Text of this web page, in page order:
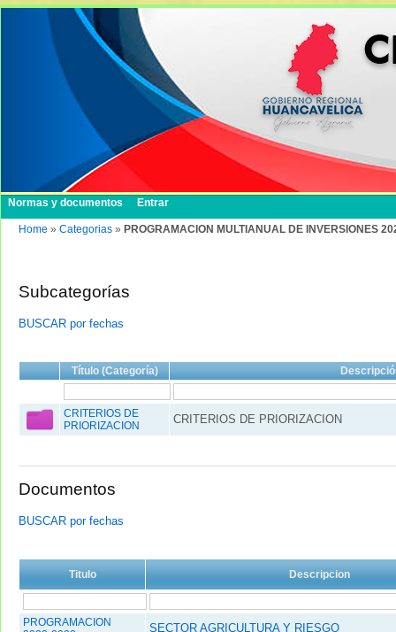
Normas y documentos Entrar
Home » Categorias » PROGRAMACION MULTIANUAL DE INVERSIONES
Subcategorías
BUSCAR por fechas
Título (Categoría)
CRITERIOS DE
PRIORIZACION
CRITERIOS DE PRIORIZACION
Documentos
BUSCAR por fechas
Titulo Descripcion
PROGRAMACION
SECTOR AGRICULTURA Y RIESGO